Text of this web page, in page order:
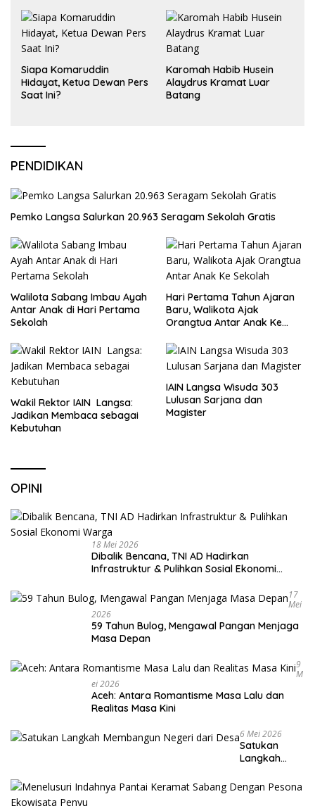
Siapa Komaruddin
Hidayat, Ketua Dewan Pers
Saat Ini?
Karomah Habib Husein
Alaydrus Kramat Luar
Batang
PENDIDIKAN
Pemko Langsa Salurkan 20.963 Seragam Sekolah Gratis
Walilota Sabang Imbau Ayah
Antar Anak di Hari Pertama
Sekolah
Hari Pertama Tahun Ajaran
Baru, Walikota Ajak
Orangtua Antar Anak Ke
Wakil Rektor IAIN Langsa:
Jadikan Membaca sebagai
Kebutuhan
IAIN Langsa Wisuda 303
Lulusan Sarjana dan
Magister
OPINI
18 Mei 2026
Dibalik Bencana, TNI AD Hadirkan
Infrastruktur & Pulihkan Sosial Ekonomi
17
Mei
2026
59 Tahun Bulog, Mengawal Pangan Menjaga
Masa Depan
9
M
Ei 2026
Aceh: Antara Romantisme Masa Lalu dan
Realitas Masa Kini
6 Mei 2026
Satukan
Langkah
Negeri dari
Desa